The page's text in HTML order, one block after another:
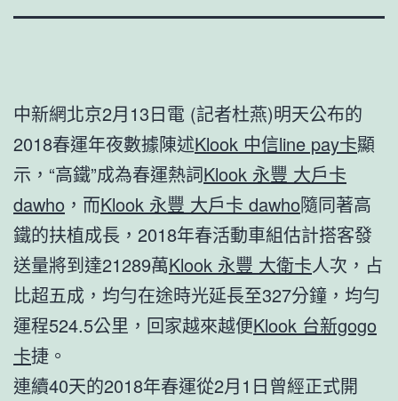
中新網北京2月13日電 (記者杜燕)明天公布的
2018春運年夜數據陳述Klook 中信line pay卡顯
示，“高鐵”成為春運熱詞Klook 永豐 大戶卡
dawho ，而Klook 永豐 大戶卡 dawho隨同著高
鐵的扶植成長，2018年春活動車組估計搭客發
送量將到達21289萬Klook 永豐 大衛卡人次，占
比超五成，均勻在途時光延長至327分鐘，均勻
運程524.5公里，回家越來越便Klook 台新gogo
卡捷。
連續40天的2018年春運從2月1日曾經正式開